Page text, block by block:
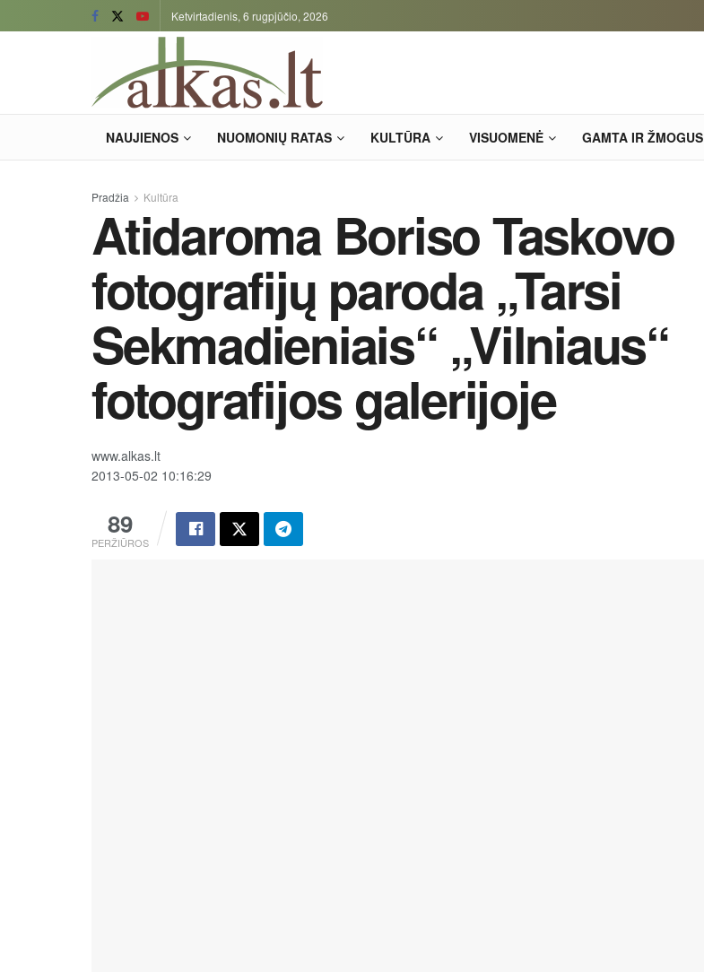
Ketvirtadienis, 6 rugpjūčio, 2026
NAUJIENOS NUOMONIŲ RATAS KULTŪRA VISUOMENĖ GAMTA IR ŽMOGUS
Pradžia Kultūra
Atidaroma Boriso Taskovo
fotografijų paroda „Tarsi
Sekmadieniais“ „Vilniaus“
fotografijos galerijoje
www.alkas.lt
2013-05-02 10:16:29
89
PERŽIŪROS